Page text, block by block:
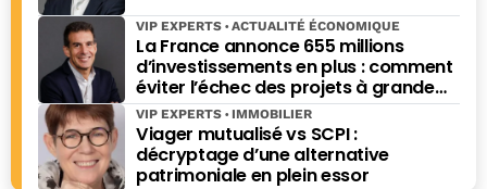
La France annonce 655 millions
d’investissements en plus : comment
éviter l’échec des projets à grande
échelle ?
VIP EXPERTS ACTUALITÉ ÉCONOMIQUE
Viager mutualisé vs SCPI :
décryptage d’une alternative
patrimoniale en plein essor
VIP EXPERTS IMMOBILIER